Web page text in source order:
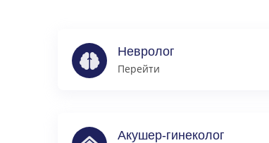
Невролог
Перейти
Акушер-гинеколог